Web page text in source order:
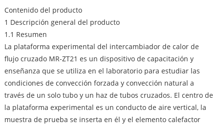
Contenido del producto
1 Descripción general del producto
1.1 Resumen
La plataforma experimental del intercambiador de calor de
flujo cruzado MR-ZT21 es un dispositivo de capacitación y
enseñanza que se utiliza en el laboratorio para estudiar las
condiciones de convección forzada y convección natural a
través de un solo tubo y un haz de tubos cruzados. El centro de
la plataforma experimental es un conducto de aire vertical, la
muestra de prueba se inserta en él y el elemento calefactor